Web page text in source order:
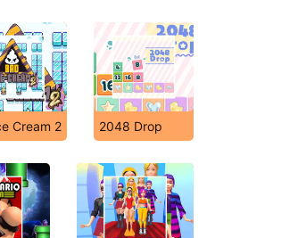
Cream 2 2048 Drop